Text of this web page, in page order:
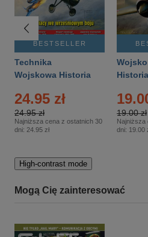
BESTSELLER
Technika
Wojskowa Historia
24.95 zł
24.95 zł
Najniższa cena z ostatnich 30
dni: 24.95 zł
– 2/
19.00 zł
Najniższa
dni: 19.00
High-contrast mode
Mogą Cię zainteresować